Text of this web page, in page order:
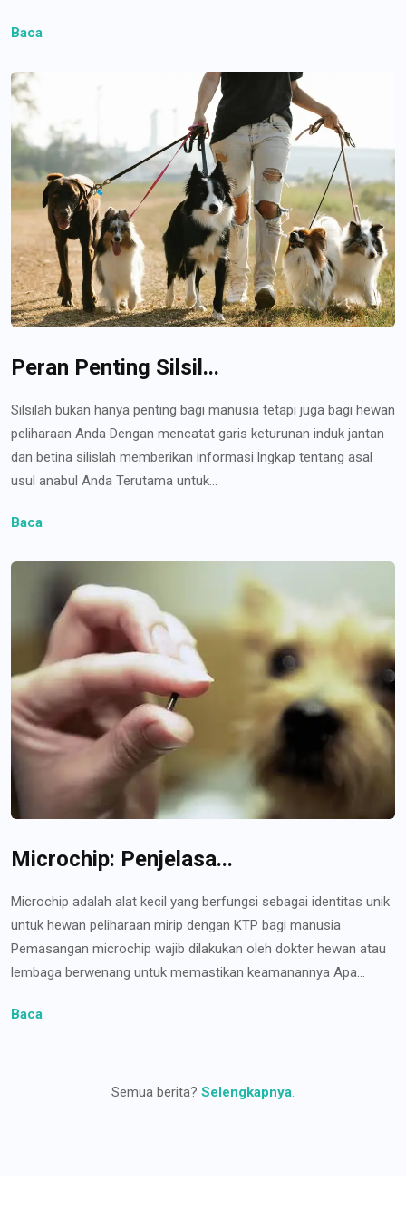
Baca
Peran Penting Silsil...
Silsilah bukan hanya penting bagi manusia tetapi juga bagi hewan
peliharaan Anda Dengan mencatat garis keturunan induk jantan
dan betina silislah memberikan informasi lngkap tentang asal
usul anabul Anda Terutama untuk...
Baca
Microchip: Penjelasa...
Microchip adalah alat kecil yang berfungsi sebagai identitas unik
untuk hewan peliharaan mirip dengan KTP bagi manusia
Pemasangan microchip wajib dilakukan oleh dokter hewan atau
lembaga berwenang untuk memastikan keamanannya Apa...
Baca
Semua berita? Selengkapnya